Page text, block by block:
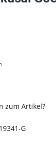
zum Artikel?
G